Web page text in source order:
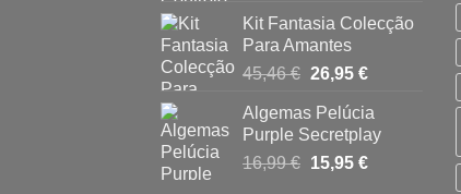
original
era:
16,90 €.
atual
15,80 €.
Kit Fantasia Colecção
Para Amantes
45,46€ O
original
era:
45,46 €.
26,95 €O
atual
é:
26,95 €.
Algemas Pelúcia
Purple Secretplay
16,99€ O
15,95 €O